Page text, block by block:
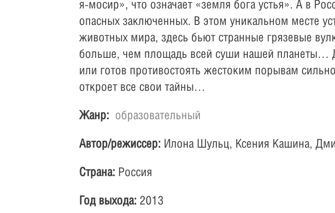
я-мосир», что означает «земля бога устья». А в
опасных заключенных. В этом уникальном месте
животных мира, здесь бьют странные грязевые
больше, чем площадь всей суши нашей планеты…
или готов противостоять жестоким порывам
откроет все свои тайны…
Жанр: образовательный
Автор/режиссер: Илона Шульц, Ксения Кашина,
Страна: Россия
Год выхода: 2013